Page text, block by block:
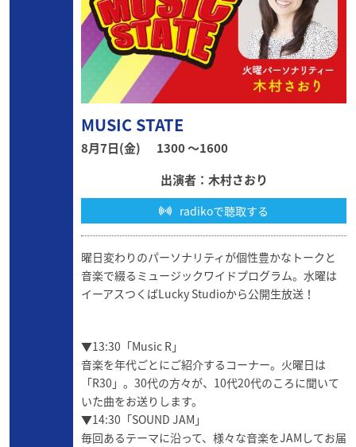
MUSIC STATE
8月7日(金)
1300 〜1600
出演者：木村さおり
radikoで聴取する
曜日変わりのパーソナリティが個性豊かなトークと
音楽で綴るミュージックワイドプログラム。水曜は
イーアスつくばLucky Studioから公開生放送！
▼13:30「Music R」
音楽を年代ごとにご紹介するコーナー。火曜日は
「R30」。30代の方々が、10代20代のころに聞いて
いた曲をお送りします。
▼14:30「SOUND JAM」
毎回あるテーマに沿って、様々な音楽をJAMしてお届